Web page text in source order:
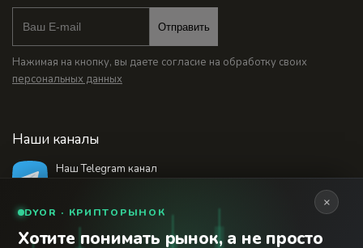
Отправить
Нажимая на кнопку, вы даете согласие на обработку своих
персональных данных
Наши каналы
Наш Telegram канал
© 2026 Финансовый интернет-портал «Банки
×
DYOR · КРИПТОРЫНОК
Хотите понимать рынок, а не просто